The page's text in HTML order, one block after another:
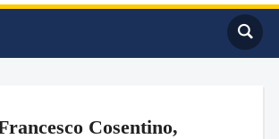
Cosentino,